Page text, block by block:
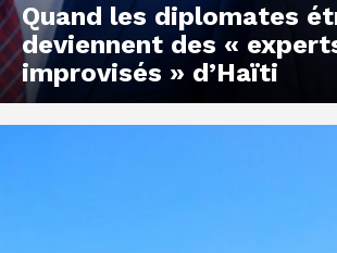
Quand les diplomates
deviennent des «
improvisés » d’Haïti